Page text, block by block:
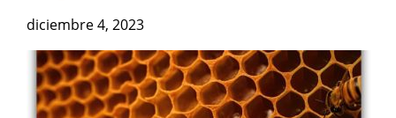
diciembre 4, 2023